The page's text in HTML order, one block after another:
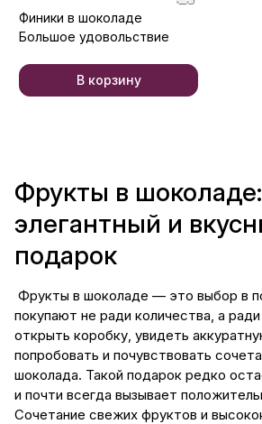
Финики в шоколаде
Большое удовольствие
В корзину
Фрукты в шоколаде:
элегантный и
подарок
Фрукты в шоколаде — это выбор в
покупают не ради количества, а
открыть коробку, увидеть
попробовать и почувствовать
шоколада. Такой подарок редко
и почти всегда вызывает
Сочетание свежих фруктов и